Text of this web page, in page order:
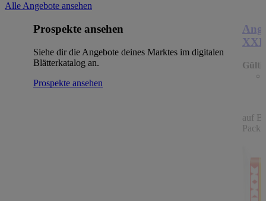
Alle Angebote ansehen
Prospekte ansehen
Siehe dir die Angebote deines Marktes im digitalen
Blätterkatalog an.
Prospekte ansehen
XXL
auf